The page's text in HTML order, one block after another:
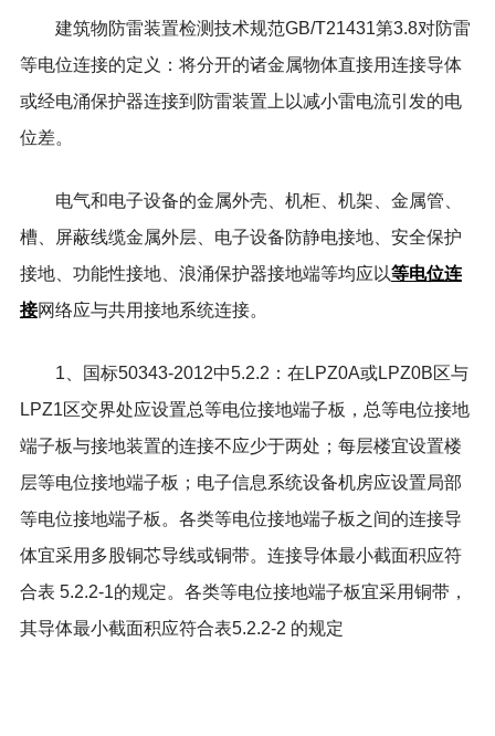
建筑物防雷装置检测技术规范GB/T21431第3.8对防雷
等电位连接的定义：将分开的诸金属物体直接用连接导体
或经电涌保护器连接到防雷装置上以减小雷电流引发的电
位差。
电气和电子设备的金属外壳、机柜、机架、金属管、
槽、屏蔽线缆金属外层、电子设备防静电接地、安全保护
接地、功能性接地、浪涌保护器接地端等均应以等电位连
接网络应与共用接地系统连接。
1、国标50343-2012中5.2.2：在LPZ0A或LPZ0B区与
LPZ1区交界处应设置总等电位接地端子板，总等电位接地
端子板与接地装置的连接不应少于两处；每层楼宜设置楼
层等电位接地端子板；电子信息系统设备机房应设置局部
等电位接地端子板。各类等电位接地端子板之间的连接导
体宜采用多股铜芯导线或铜带。连接导体最小截面积应符
合表 5.2.2-1的规定。各类等电位接地端子板宜采用铜带，
其导体最小截面积应符合表5.2.2-2 的规定